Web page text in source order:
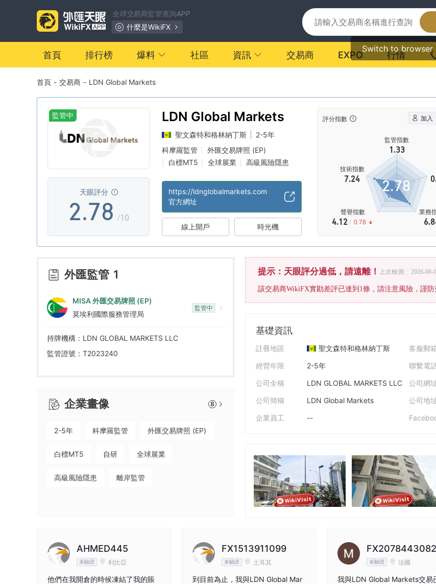
全球交易商監管查詢APP
什麼是WikiFX
Switch to browser
首頁 排行榜 爆料 社區 資訊 交易商 EXPO 行情
首頁 - 交易商 - LDN Global Markets
監管中
天眼評分
0
1
2
3
4
5
6
7
9
.
1
2
3
5
6
7
8
9
2
3
4
6
7
8
9
/10
LDN Global Markets
聖文森特和格林納丁斯
2-5年
科摩羅監管
外匯交易牌照 (EP)
白標MT5 全球展業 高級風險隱患
https://ldnglobalmarkets.com
官方網址
線上開戶 時光機
評分指數
監管指數
1.33
技術指數
7.24
聲譽指數
4.12 / 0.78
業務
2.78
加入
外匯監管 1
MISA 外匯交易牌照 (EP)
莫埃利國際服務管理局
監管中
持牌機構：LDN GLOBAL MARKETS LLC
監管證號：T2023240
企業畫像 8
2-5年 科摩羅監管 外匯交易牌照 (EP)
白標MT5 自研 全球展業
高級風險隱患 離岸監管
提示：天眼評分過低，請遠離！ 上次檢測 : 2026-08-
該交易商WikiFX實勘差評已達到1條，請注意風險，謹防
基礎資訊
註冊地區
聖文森特和格林納丁斯
經營年限
2-5年
公司全稱
LDN GLOBAL MARKETS LLC
公司簡稱
LDN Global Markets
企業員工
--
客服郵
聯繫電
公司網
公司地
AHMED445
未驗證 利比亞
他們在我開倉的時候凍結了我的賬
FX1513911099
未驗證 土耳其
到目前為止，我與LDN Global Mar
FX2078443082
未驗證 法國
我與LDN Global Markets交易